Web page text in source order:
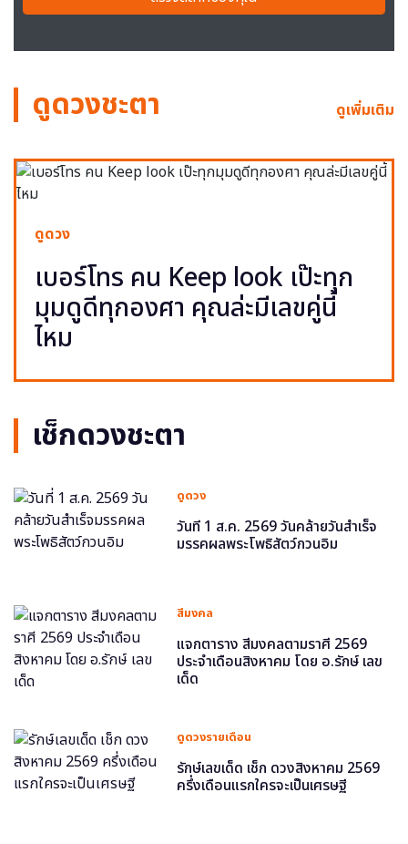
ดูดวงชะตา ดูเพิ่มเติม
ดูดวง
เบอร์โทร คน Keep look เป๊ะทุก
มุมดูดีทุกองศา คุณล่ะมีเลขคู่นี้
ไหม
เช็กดวงชะตา
ดูดวง
วันที่ 1 ส.ค. 2569 วันคล้ายวันสำเร็จ
มรรคผลพระโพธิสัตว์กวนอิม
สีมงคล
แจกตาราง สีมงคลตามราศี 2569
ประจำเดือนสิงหาคม โดย อ.รักษ์ เลข
เด็ด
ดูดวงรายเดือน
รักษ์เลขเด็ด เช็ก ดวงสิงหาคม 2569
ครึ่งเดือนแรกใครจะเป็นเศรษฐี